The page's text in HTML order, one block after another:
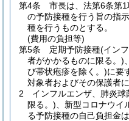
第4条
市長は、法第6条第
の予防接種を行う旨の指
種を行うものとする。
(費用の負担等)
第5条
定期予防接種(イン
者がかかるものに限る。)
び帯状疱疹を除く。)に要
対象者およびその保護者
2
インフルエンザ、肺炎球
限る。) 、新型コロナウ
る予防接種の自己負担金